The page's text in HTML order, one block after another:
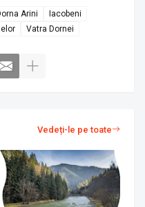
Arini
Iacobeni
Vatra Dornei
Vedeți-le pe toate